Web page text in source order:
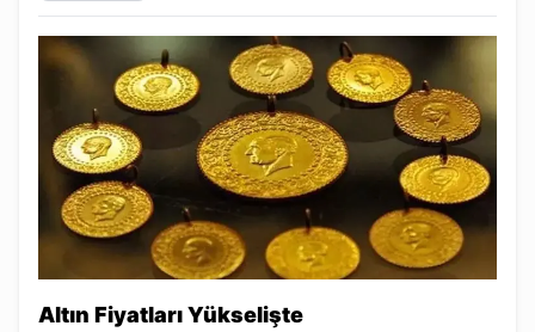
Altın Fiyatları Yükselişte